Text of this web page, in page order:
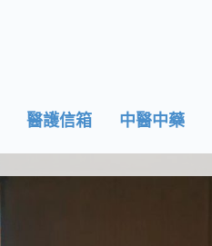
醫護信箱 中醫中藥